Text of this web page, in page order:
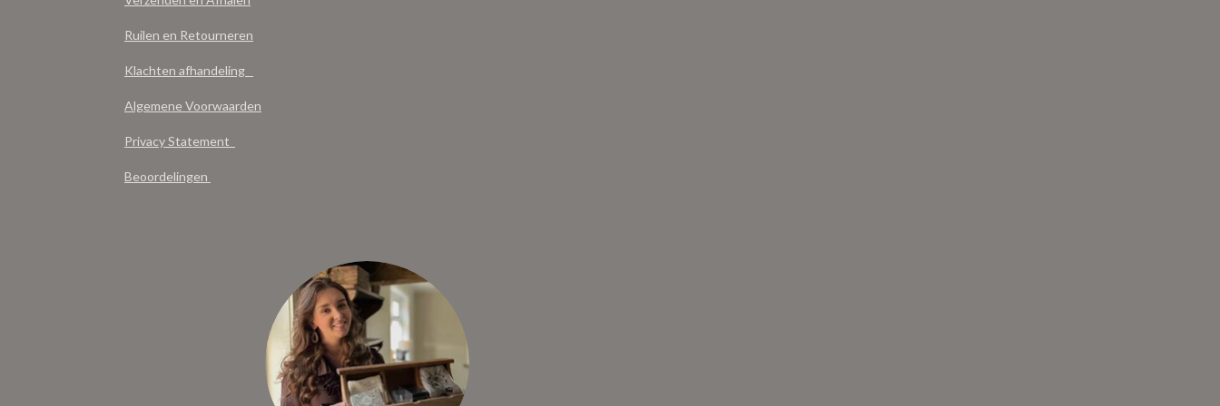
Ruilen en Retourneren
Klachten afhandeling
Algemene Voorwaarden
Privacy Statement
Beoordelingen